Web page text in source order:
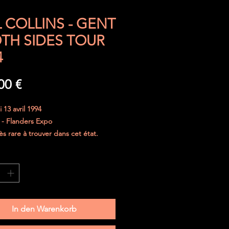
COLLINS - GENT
SIDES TOUR
€Preis
avril 1994
Flanders Expo
rare à trouver dans cet état.
dans une enveloppe
et le ticket sera placé entre deux
de carton épais.
In den Warenkorb